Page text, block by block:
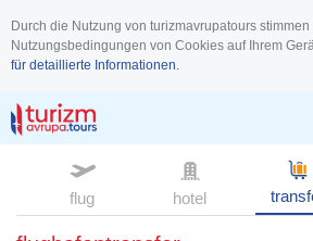
Durch die Nutzung von turizmavrupatours stimmen
Nutzungsbedingungen von Cookies auf Ihrem
für detaillierte Informationen.
flug hotel